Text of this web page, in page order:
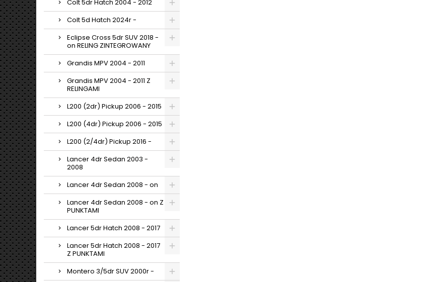
Colt 5dr Hatch 2004 - 2012
Colt 5d Hatch 2024r -
Eclipse Cross 5dr SUV 2018 -
on RELING ZINTEGROWANY
Grandis MPV 2004 - 2011
Grandis MPV 2004 - 2011 Z
RELINGAMI
L200 (2dr) Pickup 2006 - 2015
L200 (4dr) Pickup 2006 - 2015
L200 (2/4dr) Pickup 2016 -
Lancer 4dr Sedan 2003 -
2008
Lancer 4dr Sedan 2008 - on
Lancer 4dr Sedan 2008 - on Z
PUNKTAMI
Lancer 5dr Hatch 2008 - 2017
Lancer 5dr Hatch 2008 - 2017
Z PUNKTAMI
Montero 3/5dr SUV 2000r -